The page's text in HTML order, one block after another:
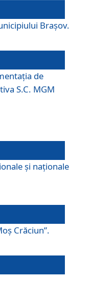
Braşov.
de
S.C. MGM
și naționale
Crăciun”.